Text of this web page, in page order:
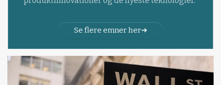
Se flere emner her